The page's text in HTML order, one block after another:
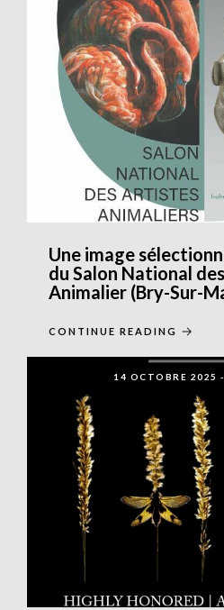
Une image
du Salon National
Animalier (Bry-Sur-
CONTINUE READING
14 OCTOBRE 2025 -